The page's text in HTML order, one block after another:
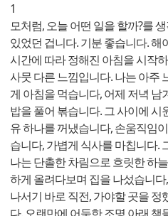
1
모처럼, 오늘 어떤 일을 할까?를
있었던 겁니다. 기분 좋습니다. 해
시간에 따라 정해진 아침을 시작
사뭇 다른 느낌입니다. 나는 아주
게 아침을 먹습니다, 어제 저녁 남
밥을 풀어 볶습니다. 그 사이에 시
유 하나를 꺼냈습니다, 손움직임
습니다, 가볍게 식사를 마칩니다.
나는 단촐한 차림으로 흐릿한 하
하게 올려다보며 집을 나섰습니다
나서기 바로 직전, 가야할 곳을 정